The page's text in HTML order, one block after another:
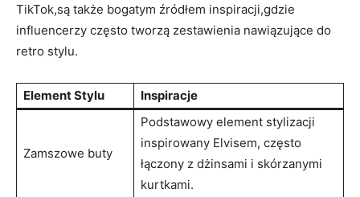
TikTok,są także bogatym źródłem inspiracji,gdzie
influencerzy często tworzą zestawienia nawiązujące do
retro stylu.
Element Stylu Inspiracje
Zamszowe buty
Podstawowy element stylizacji
inspirowany Elvisem, często
łączony z dżinsami i skórzanymi
kurtkami.